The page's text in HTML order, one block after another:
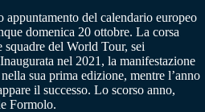
appuntamento del calendario europeo
domenica 20 ottobre. La corsa
del World Tour, sei
nel 2021, la manifestazione
sua prima edizione, mentre l’anno
il successo. Lo scorso anno,
Formolo.